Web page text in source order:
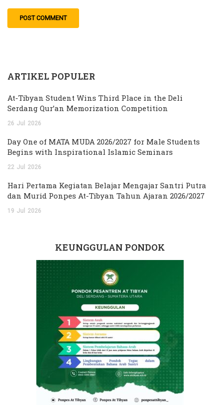
ARTIKEL POPULER
At-Tibyan Student Wins Third Place in the Deli
Serdang Qur’an Memorization Competition
26 Jul 2026
Day One of MATA MUDA 2026/2027 for Male Students
Begins with Inspirational Islamic Seminars
22 Jul 2026
Hari Pertama Kegiatan Belajar Mengajar Santri Putra
dan Murid Ponpes At-Tibyan Tahun Ajaran 2026/2027
19 Jul 2026
KEUNGGULAN PONDOK